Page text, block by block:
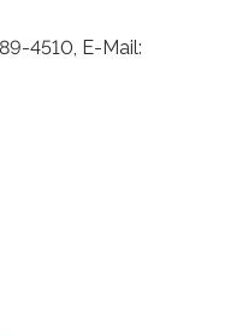
4510, E-Mail: